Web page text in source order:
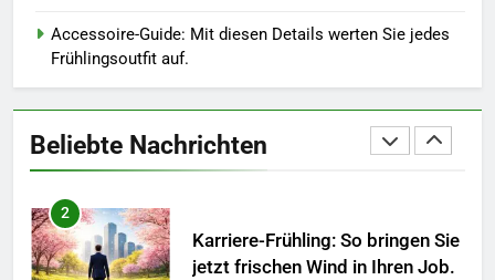
Accessoire-Guide: Mit diesen Details werten Sie jedes
Frühlingsoutfit auf.
Beliebte Nachrichten
1
Socken – Qualität, Technologie
und Design in einem
MODE
2
Karriere-Frühling: So bringen Sie
jetzt frischen Wind in Ihren Job.